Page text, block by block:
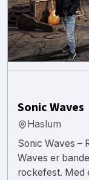
Sonic Waves
Haslum
Sonic Waves –
Waves er
rockefest. Med